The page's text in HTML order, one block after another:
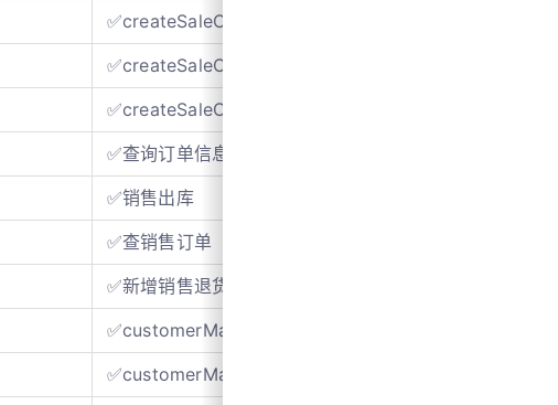
✅createSaleOrder-查询客户列表
✅createSaleOrder-查询库存列表
✅createSaleOrder-添加销售订单
✅查询订单信息
✅销售出库
✅查销售订单
✅新增销售退货订单
✅customerManagement查询-查询列表
✅customerManagement查询-添加成员